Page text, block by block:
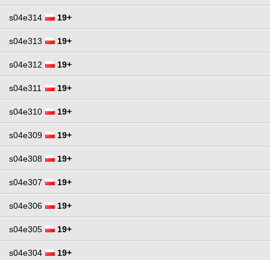
s04e314 19+
s04e313 19+
s04e312 19+
s04e311 19+
s04e310 19+
s04e309 19+
s04e308 19+
s04e307 19+
s04e306 19+
s04e305 19+
s04e304 19+